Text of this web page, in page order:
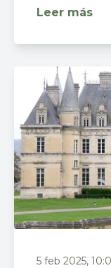
Leer más
5 feb 2025,